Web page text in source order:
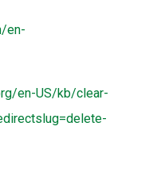
en-
en-US/kb/clear-